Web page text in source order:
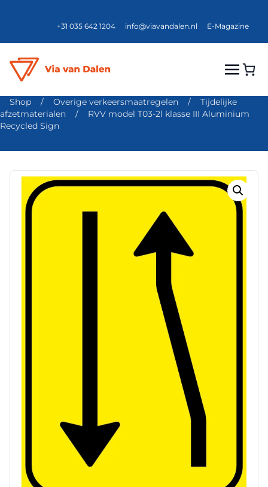
+31 035 642 1204 info@viavandalen.nl E-Magazine
Shop / Overige verkeersmaatregelen /
Tijdelijke
afzetmaterialen
/
RVV model T03-2l klasse III Aluminium
Recycled Sign